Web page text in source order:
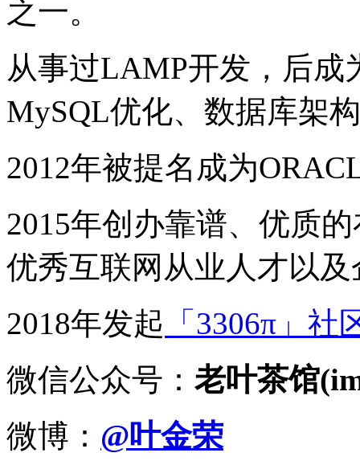
之一。
从事过LAMP开发，后成
MySQL优化、数据库架
2012年被提名成为
2015年创办靠谱、优质
优秀互联网从业人才以
2018年发起 「3306π」社
微信公众号： 老叶茶馆
微博： @叶金荣